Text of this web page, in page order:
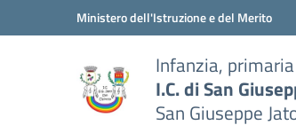
Vai ai contenuti
Vai al menu di navigazioneMinistero dell'Istruzione e del Merito
Infanzia,
I.C. di San
San Giuseppe